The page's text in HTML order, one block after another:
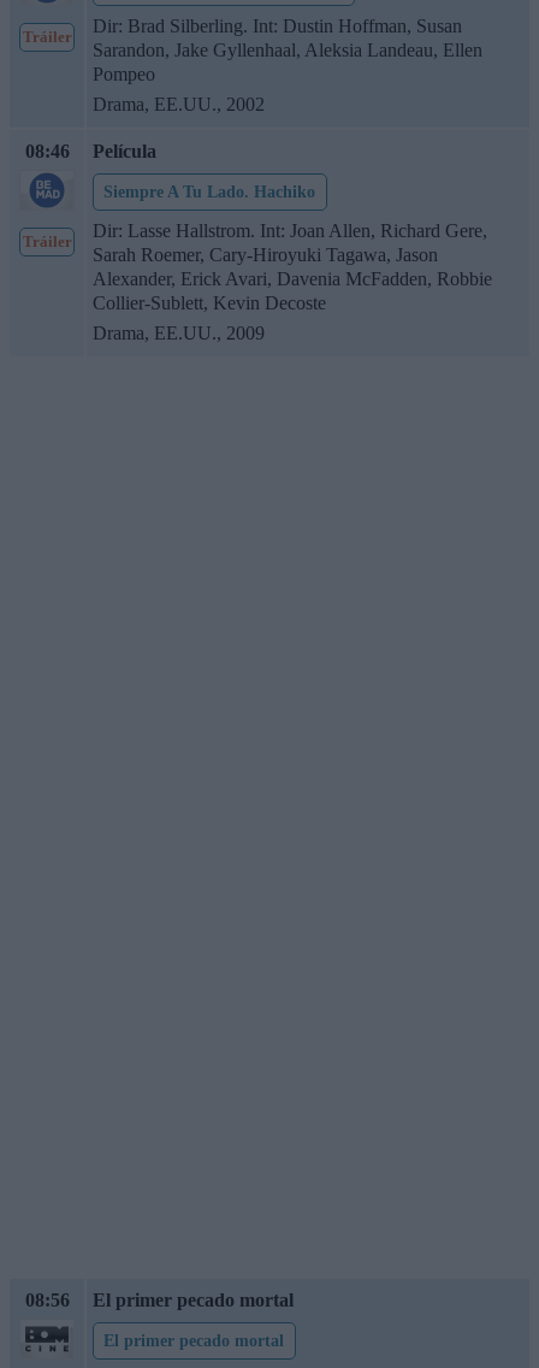
Tráiler
Dir: Brad Silberling. Int: Dustin Hoffman, Susan
Sarandon, Jake Gyllenhaal, Aleksia Landeau, Ellen
Pompeo
Drama, EE.UU., 2002
08:46
Tráiler
Película
Siempre A Tu Lado. Hachiko
Dir: Lasse Hallstrom. Int: Joan Allen, Richard Gere,
Sarah Roemer, Cary-Hiroyuki Tagawa, Jason
Alexander, Erick Avari, Davenia McFadden, Robbie
Collier-Sublett, Kevin Decoste
Drama, EE.UU., 2009
08:56 El primer pecado mortal
El primer pecado mortal